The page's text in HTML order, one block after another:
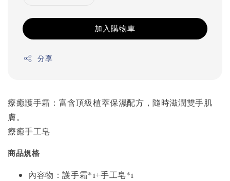
加入購物車
分享
療癒護手霜：富含頂級植萃保濕配方，隨時滋潤雙手肌
膚。
療癒手工皂
商品規格
內容物 ：護手霜*1+手工皂*1